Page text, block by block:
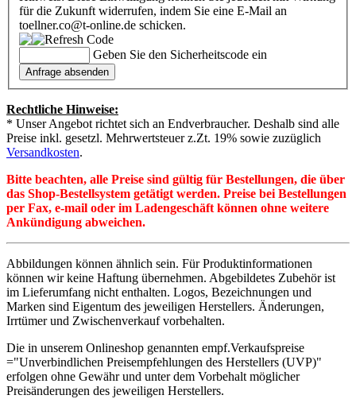
für die Zukunft widerrufen, indem Sie eine E-Mail an
toellner.co@t-online.de schicken.
Geben Sie den Sicherheitscode ein
Rechtliche Hinweise:
* Unser Angebot richtet sich an Endverbraucher. Deshalb sind alle
Preise inkl. gesetzl. Mehrwertsteuer z.Zt. 19% sowie zuzüglich
Versandkosten.
Bitte beachten, alle Preise sind gültig für Bestellungen, die über
das Shop-Bestellsystem getätigt werden. Preise bei Bestellungen
per Fax, e-mail oder im Ladengeschäft können ohne weitere
Ankündigung abweichen.
Abbildungen können ähnlich sein. Für Produktinformationen
können wir keine Haftung übernehmen. Abgebildetes Zubehör ist
im Lieferumfang nicht enthalten. Logos, Bezeichnungen und
Marken sind Eigentum des jeweiligen Herstellers. Änderungen,
Irrtümer und Zwischenverkauf vorbehalten.
Die in unserem Onlineshop genannten empf.Verkaufspreise
="Unverbindlichen Preisempfehlungen des Herstellers (UVP)"
erfolgen ohne Gewähr und unter dem Vorbehalt möglicher
Preisänderungen des jeweiligen Herstellers.